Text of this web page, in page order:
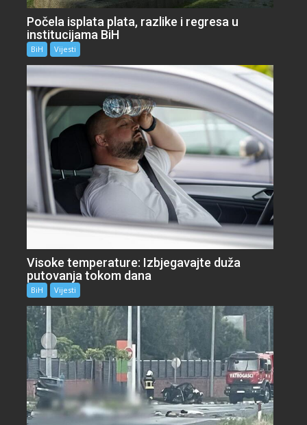
Počela isplata plata, razlike i regresa u
institucijama BiH
BiH Vijesti
Visoke temperature: Izbjegavajte duža
putovanja tokom dana
BiH Vijesti